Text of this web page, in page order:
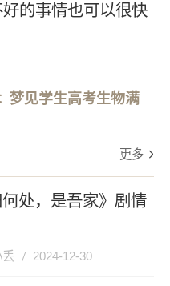
的事情也可以很快
梦见学生高考生物满
更多
何处，是吾家》剧情
丢 2024-12-30